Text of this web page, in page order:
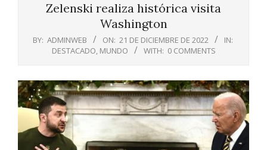
Zelenski realiza histórica visita
Washington
BY: ADMINWEB ON: 21 DE DICIEMBRE DE 2022
IN:
DESTACADO, MUNDO WITH: 0 COMMENTS